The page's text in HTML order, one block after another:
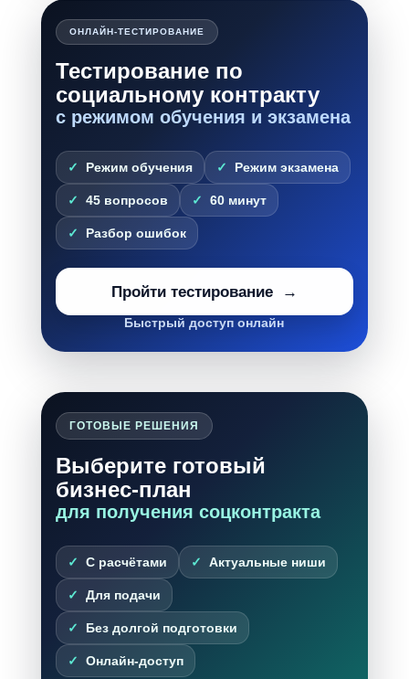
ОНЛАЙН-ТЕСТИРОВАНИЕ
Тестирование по
социальному контракту
с режимом обучения и экзамена
Режим обучения Режим экзамена
45 вопросов 60 минут
Разбор ошибок
Пройти тестирование
Быстрый доступ онлайн
ГОТОВЫЕ РЕШЕНИЯ
Выберите готовый
бизнес-план
для получения соцконтракта
С расчётами Актуальные ниши
Для подачи
Без долгой подготовки
Онлайн-доступ